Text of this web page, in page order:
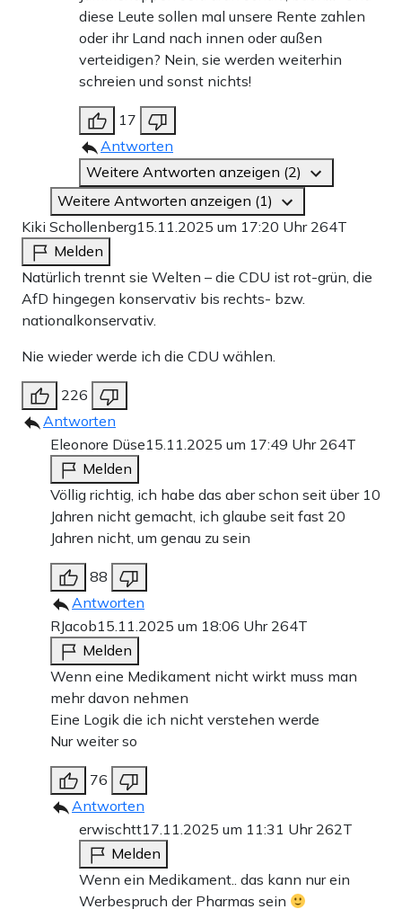
diese Leute sollen mal unsere Rente zahlen
oder ihr Land nach innen oder außen
verteidigen? Nein, sie werden weiterhin
schreien und sonst nichts!
17
Antworten
Weitere Antworten anzeigen (2)
Weitere Antworten anzeigen (1)
Kiki Schollenberg15.11.2025 um 17:20 Uhr 264T
Melden
Natürlich trennt sie Welten – die CDU ist rot-grün, die
AfD hingegen konservativ bis rechts- bzw.
nationalkonservativ.
Nie wieder werde ich die CDU wählen.
226
Antworten
Eleonore Düse15.11.2025 um 17:49 Uhr 264T
Melden
Völlig richtig, ich habe das aber schon seit über 10
Jahren nicht gemacht, ich glaube seit fast 20
Jahren nicht, um genau zu sein
88
Antworten
RJacob15.11.2025 um 18:06 Uhr 264T
Melden
Wenn eine Medikament nicht wirkt muss man
mehr davon nehmen
Eine Logik die ich nicht verstehen werde
Nur weiter so
76
Antworten
erwischtt17.11.2025 um 11:31 Uhr 262T
Melden
Wenn ein Medikament.. das kann nur ein
Werbespruch der Pharmas sein